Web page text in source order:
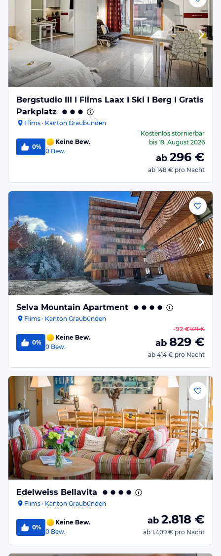
Bergstudio III I Flims Laax I Ski I Berg I Gratis
Parkplatz
Flims · Kanton Graubünden
0%
Keine Bew.
0 Bew.
Kostenlos stornierbar
bis 19. August 2026
ab 296 €
ab 148 € pro Nacht
Selva Mountain Apartment
Flims · Kanton Graubünden
0%
Keine Bew.
0 Bew.
-92 €921 €
ab 829 €
ab 414 € pro Nacht
Edelweiss Bellavita
Flims · Kanton Graubünden
0%
Keine Bew.
0 Bew.
ab 2.818 €
ab 1.409 € pro Nacht